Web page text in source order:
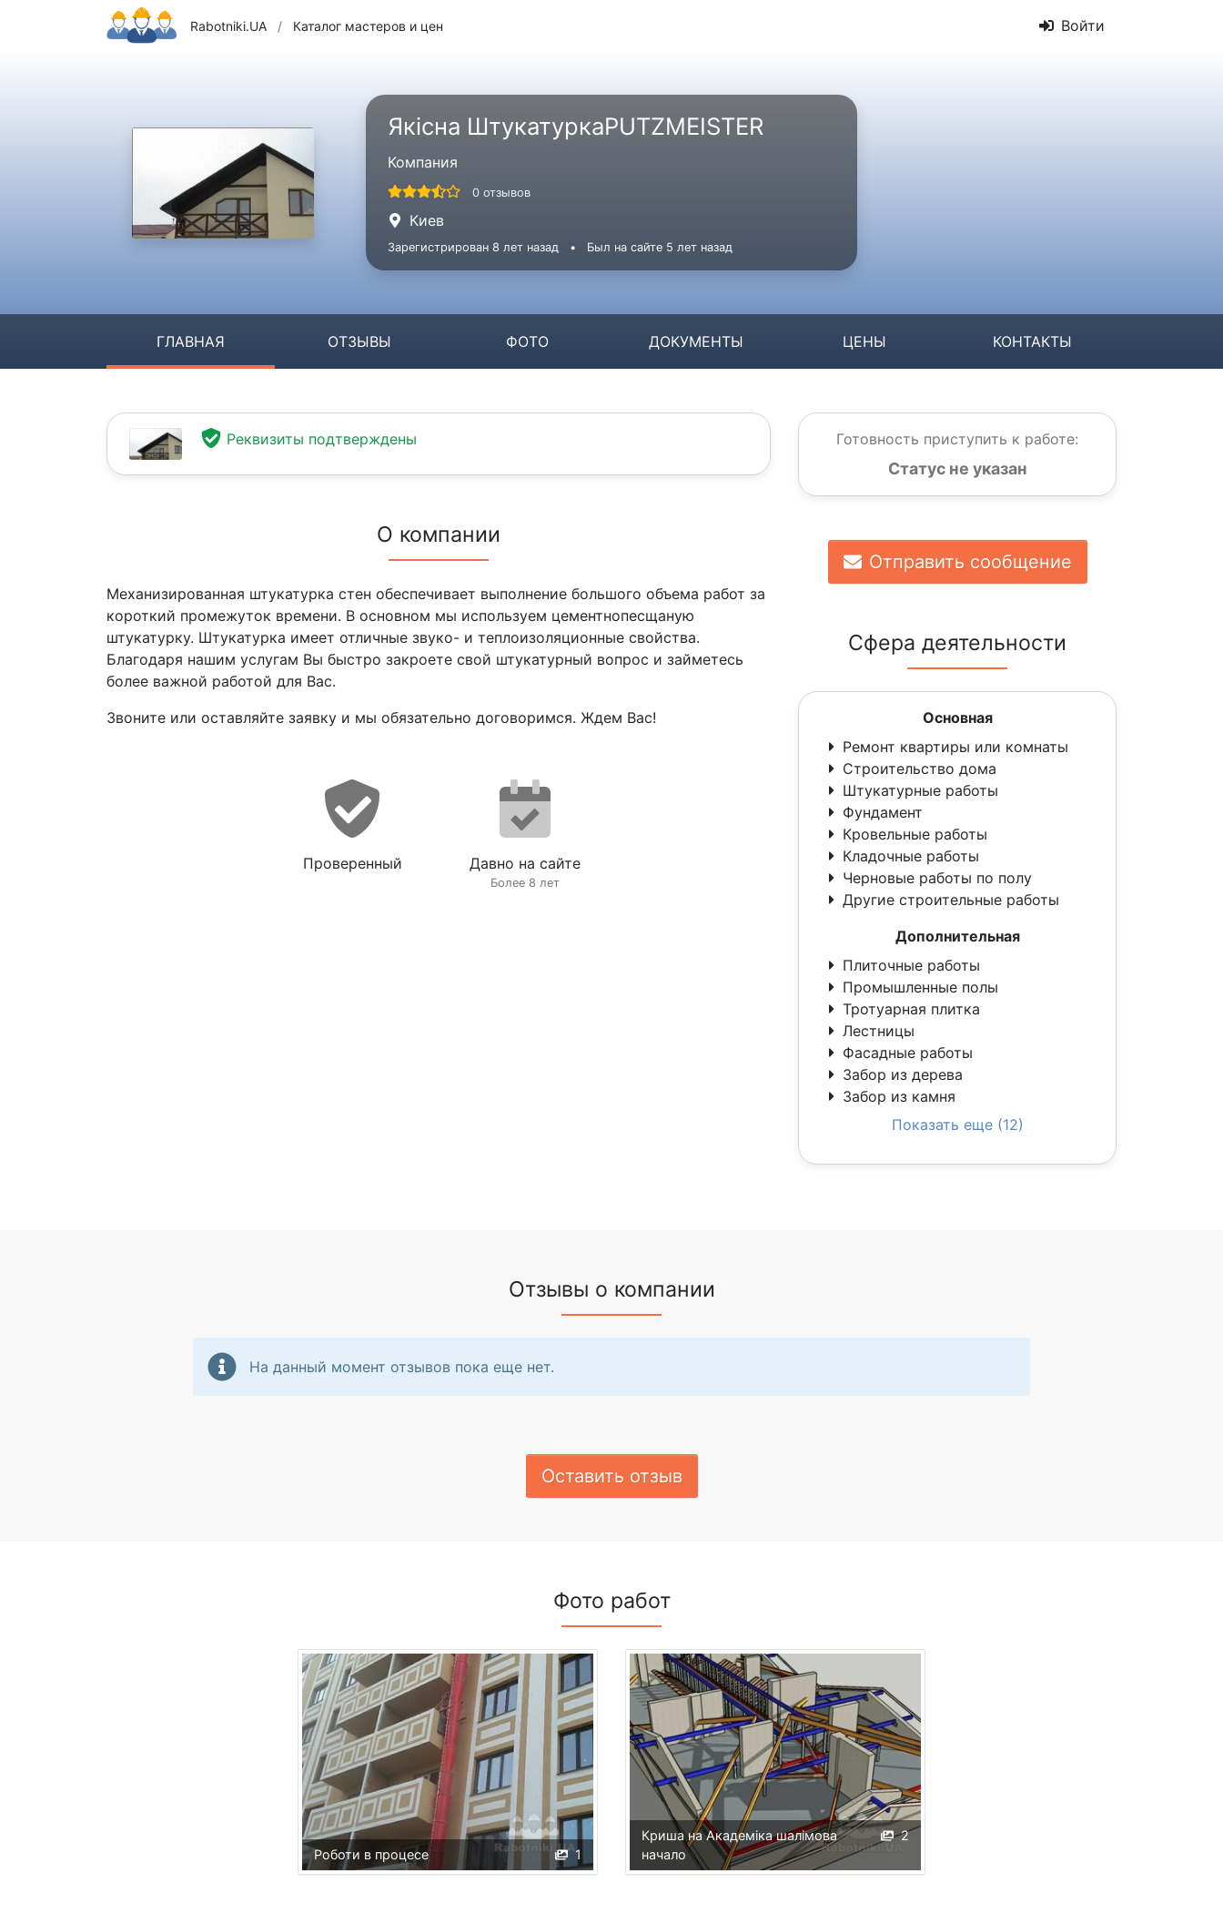
Rabotniki.UA / Каталог мастеров и цен Войти
Якiсна ШтукатуркаPUTZMEISTER
Компания
0 отзывов
Киев
Зарегистрирован 8 лет назад • Был на сайте 5 лет назад
ГЛАВНАЯ ОТЗЫВЫ ФОТО ДОКУМЕНТЫ ЦЕНЫ КОНТАКТЫ
Реквизиты подтверждены
О компании
Механизированная штукатурка стен обеспечивает выполнение большого объема работ за
короткий промежуток времени. В основном мы используем цементнопесщаную
штукатурку. Штукатурка имеет отличные звуко- и теплоизоляционные свойства.
Благодаря нашим услугам Вы быстро закроете свой штукатурный вопрос и займетесь
более важной работой для Вас.
Звоните или оставляйте заявку и мы обязательно договоримся. Ждем Вас!
Проверенный Давно на сайте
Более 8 лет
Готовность приступить к работе:
Статус не указан
Отправить сообщение
Сфера деятельности
Основная
Ремонт квартиры или комнаты
Строительство дома
Штукатурные работы
Фундамент
Кровельные работы
Кладочные работы
Черновые работы по полу
Другие строительные работы
Дополнительная
Плиточные работы
Промышленные полы
Тротуарная плитка
Лестницы
Фасадные работы
Забор из дерева
Забор из камня
Показать еще (12)
Отзывы о компании
На данный момент отзывов пока еще нет.
Оставить отзыв
Фото работ
1
Роботи в процесе
2
Криша на Академіка шалімова
начало